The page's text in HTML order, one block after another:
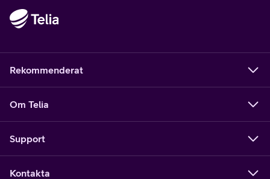
Rekommenderat
Om Telia
Support
Kontakta